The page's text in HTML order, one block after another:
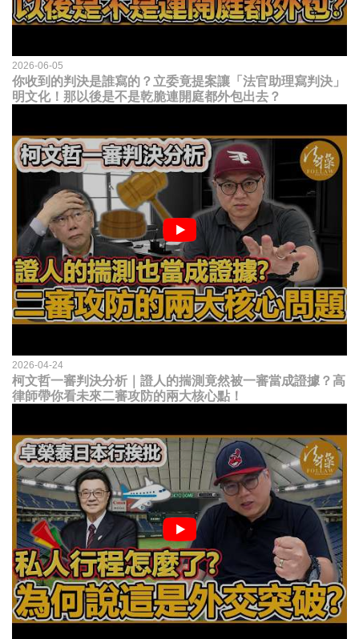
2026-06-05
你收到的判決是誰寫的？立委竟提案讓「法官助理寫判決」
明文化！那以後是不是乾脆連開庭都外包出去？
2026-04-24
柯文哲一審判決分析｜證人的揣測竟然被一審當成證據？高
律師帶你看未來二審攻防的兩大核心點！